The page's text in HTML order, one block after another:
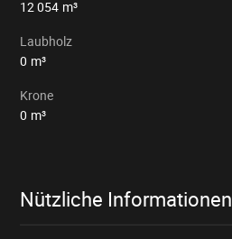
12 054 m³
Laubholz
0 m³
Krone
0 m³
Nützliche Informationen